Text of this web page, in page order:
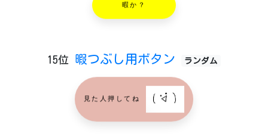
暇か？
15位 暇つぶし用ボタン ランダム
見た人押してね